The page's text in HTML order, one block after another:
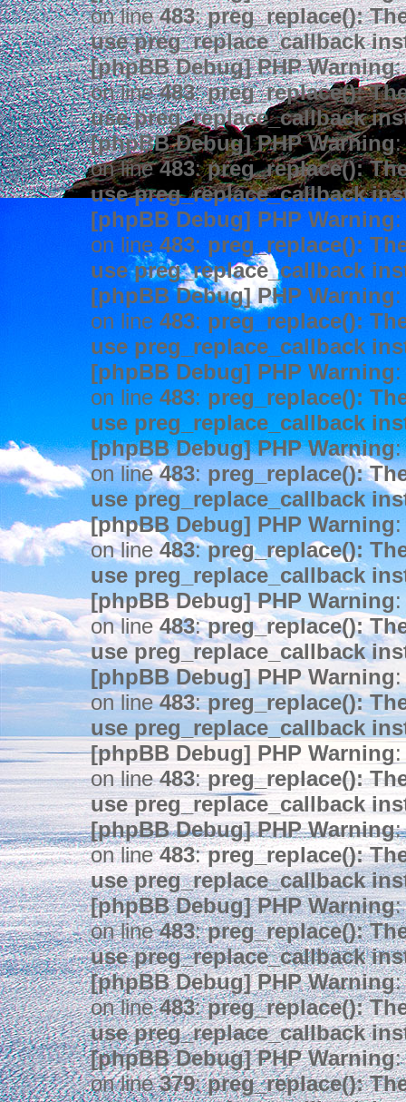
on line483:preg_replace():
use preg_replace_callback
[phpBB Debug] PHP Warning:
on line483:preg_replace():
use preg_replace_callback
[phpBB Debug] PHP Warning:
on line483:preg_replace():
use preg_replace_callback
[phpBB Debug] PHP Warning
on line 483: preg_replace():
use preg_replace_callback
[phpBB Debug] PHP Warning
on line 483: preg_replace():
use preg_replace_callback
[phpBB Debug] PHP Warning
on line 483: preg_replace():
use preg_replace_callback
[phpBB Debug] PHP Warning:
on line483: preg_replace():
use preg_replace_callback
[phpBB Debug] PHP Warning
on line483:preg_replace():
use preg_replace_callback
[phpBB Debug] PHP Warning
on line483:preg_replace():
use preg_replace_callback
[phpBB Debug] PHP Warning
on line483:preg_replace():
use preg_replace_callback
[phpBB Debug] PHP Warning
on line483:preg_replace():
use preg_replace_callback
[phpBB Debug] PHP Warning:
on line483:preg_replace():
use preg_replace_callback
[phpBB Debug] PHP Warning:
on line483:preg_replace():
use preg_replace_callback
[phpBB Debug] PHP Warning:
on line483:preg_replace():
use preg_replace_callback
[phpBB Debug] PHP Warning:
on line379:preg_replace():